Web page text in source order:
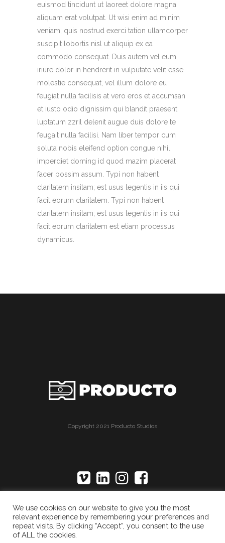
euismod tincidunt ut laoreet dolore magna
aliquam erat volutpat. Ut wisi enim ad minim
veniam, quis nostrud exerci tation ullamcorper
suscipit lobortis nisl ut aliquip ex ea
commodo consequat. Duis autem vel eum
iriure dolor in hendrerit in vulputate velit esse
molestie consequat, vel illum dolore eu
feugiat nulla facilisis at vero eros et accumsan
et iusto odio dignissim qui blandit praesent
luptatum zzril delenit augue duis dolore te
feugait nulla facilisi. Nam liber tempor cum
soluta nobis eleifend option congue nihil
imperdiet doming id quod mazim placerat
facer possim assum. Typi non habent
claritatem insitam; est usus legentis in iis qui
facit eorum claritatem. Typi non habent
claritatem insitam; est usus legentis in iis qui
facit eorum claritatem est etiam processus
dynamicus.
Copyright 2021 Producto Studios
We use cookies on our website to give you the most
relevant experience by remembering your preferences and
repeat visits. By clicking “Accept”, you consent to the use
of ALL the cookies.